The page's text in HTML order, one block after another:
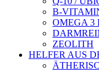
B-
OMEGA 3
ZEOLITH
HELFER AUS